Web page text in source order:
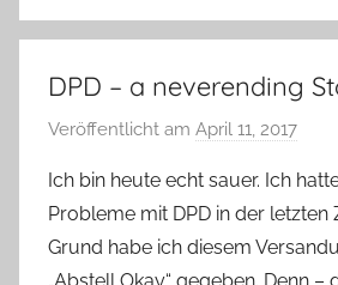
Produkttests
vielesDPD – a neverending
Veröffentlicht am April 11, 2017
n
Y
v
Ich bin heute echt sauer. Ich
Probleme mit DPD in der letzten
Grund habe ich diesem
„Abstell Okay“ gegeben. Denn –